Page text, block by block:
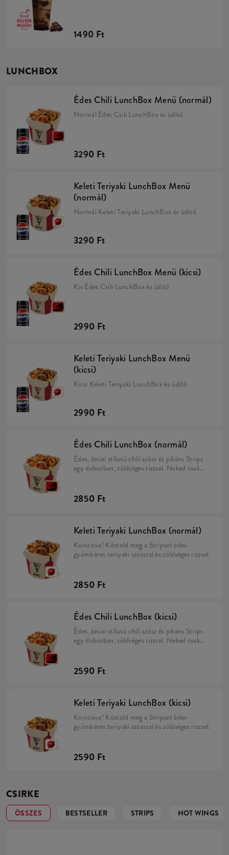
1490 Ft
LUNCHBOX
Édes Chili LunchBox Menü (normál)
Normál Édes Csili LunchBox és üdítő
3290 Ft
Keleti Teriyaki LunchBox Menü
(normál)
Normál Keleti Teriyaki LunchBox és üdítő
3290 Ft
Édes Chili LunchBox Menü (kicsi)
Kis Édes Csili LunchBox és üdítő
2990 Ft
Keleti Teriyaki LunchBox Menü
(kicsi)
Kicsi Keleti Teriyaki LunchBox és üdítő
2990 Ft
Édes Chili LunchBox (normál)
Édes, ázsiai stílusú chili szósz és pikáns Strips
egy dobozban, zöldséges rizzsel. Neked csak
2850 Ft
Keleti Teriyaki LunchBox (normál)
Konicsiva! Kóstold meg a Stripset édes-
gyömbéres teriyaki szósszal és zöldséges rizzsel
2850 Ft
Édes Chili LunchBox (kicsi)
Édes, ázsiai stílusú chili szósz és pikáns Strips
egy dobozban, zöldséges rizzsel. Neked csak
2590 Ft
Keleti Teriyaki LunchBox (kicsi)
Konicsiva! Kóstold meg a Stripset édes-
gyömbéres teriyaki szósszal és zöldséges rizzsel.
2590 Ft
CSIRKE
ÖSSZES BESTSELLER STRIPS HOT WINGS